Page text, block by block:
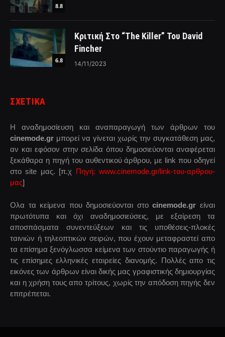
8.8
6.8
Κριτική Στο “The Killer” Του David
Fincher
14/11/2023
ΣΧΕΤΙΚΑ
Η αναδημοσίευση και αναπαραγωγή των άρθρων του
cinemode.gr μπορεί να γίνεται χωρίς την συγκατάθεση μας,
αν και εφόσον στην σελίδα όπου δημοσιεύονται αναφέρεται
ξεκάθαρα η πηγή του αυθεντικού άρθρου, με link που οδηγεί
στο site μας. [π.χ Πηγή: www.cinemode.gr/link-του-αρθρου-
μας]
Ολα τα κείμενα που δημοσιεύονται στοcinemode.gr είναι
πρωτότυπα και όχι αναδημοσιεύσεις, με εξαίρεση τα
αποσπάσματα συνεντεύξεων και τις υποθέσεις-πλοκές
ταινιών ή τηλεοπτικών σειρών, που έχουν μεταφραστεί απο
τα επίσημα ξενόγλωσσα κείμενα των στούντιο παραγωγής ή
τις επίσημες ελληνικές εταιρείες διανομής. Πολλές απο τις
εικόνες των άρθρων είναι δικής μας γραφιστικής δημιουργίας
και η χρήση τους απο τρίτους, χωρίς την απόδοση πηγής δεν
επιτρέπεται.